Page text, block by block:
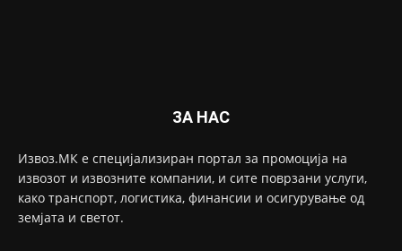
ЗА НАС
Извоз.МК е специјализиран портал за промоција на
извозот и извозните компании, и сите поврзани услуги,
како транспорт, логистика, финансии и осигурување од
земјата и светот.